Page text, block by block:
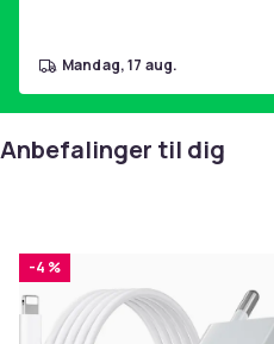
mandag, 17 aug.
Anbefalinger til dig
-4 %